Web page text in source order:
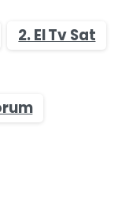
2. El Tv Sat